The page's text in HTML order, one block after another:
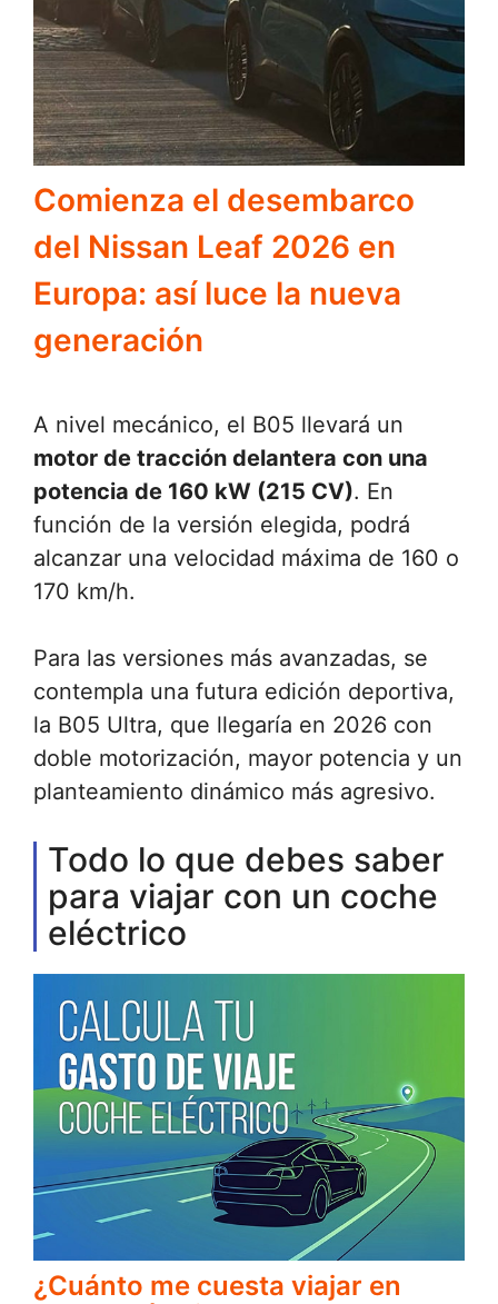
Comienza el desembarco
del Nissan Leaf 2026 en
Europa: así luce la nueva
generación
A nivel mecánico, el B05 llevará un
motor de tracción delantera con una
potencia de 160 kW (215 CV). En
función de la versión elegida, podrá
alcanzar una velocidad máxima de 160 o
170 km/h.
Para las versiones más avanzadas, se
contempla una futura edición deportiva,
la B05 Ultra, que llegaría en 2026 con
doble motorización, mayor potencia y un
planteamiento dinámico más agresivo.
Todo lo que debes saber
para viajar con un coche
eléctrico
¿Cuánto me cuesta viajar en